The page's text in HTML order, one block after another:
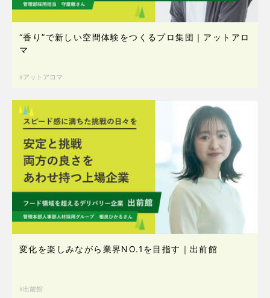
“香り”で新しい空間体験をつくるプロ集団｜アットアロ
マ
アットアロマ
変化を楽しみながら業界NO.1を目指す｜出前館
出前館